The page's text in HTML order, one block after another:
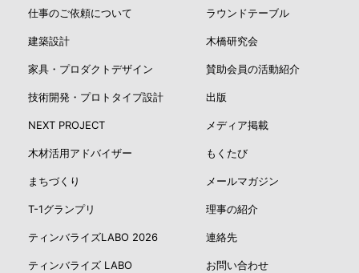
仕事のご依頼について
建築設計
家具・プロダクトデザイン
技術開発・プロトタイプ設計
NEXT PROJECT
木材活用アドバイザー
まちづくり
T-1グランプリ
ティンバライズLABO 2026
ティンバライズ LABO
ラウンドテーブル
木橋研究会
賛助会員の活動紹介
出版
メディア掲載
もくたび
メールマガジン
理事の紹介
連絡先
お問い合わせ